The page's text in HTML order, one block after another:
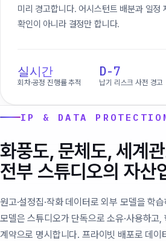
미리 경고합니다. 어시스턴트 배분과 일정
확인이 아니라 결정만 합니다.
실시간
회차·공정 진행률 추적
D-7
납기 리스크 사전 경고
IP & DATA
화풍도, 문체도, 세계
전부 스튜디오의 자산
원고·설정집·작화 데이터로 외부 모델을 학
모델은 스튜디오가 단독으로 소유·사용하고,
계약으로 명시합니다. 프라이빗 배포로 데이